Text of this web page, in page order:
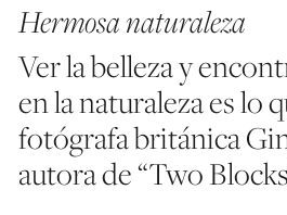
Piedra natural
Placa sinterizada
Mosaicos
Hermosa naturaleza
Ver la belleza y
en la naturaleza es lo
fotógrafa británica
autora de “Two
FACEBOOK
PINTEREST